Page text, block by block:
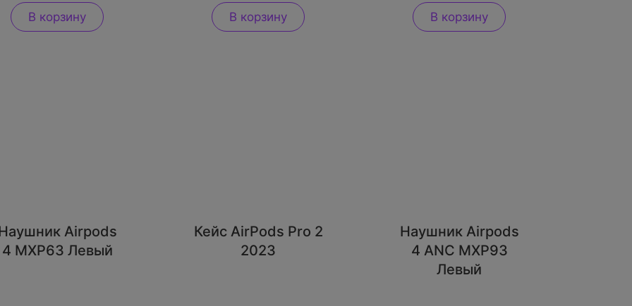
В корзину В корзину В корзину
Airpods
4 MXP63 Левый
Кейс AirPods Pro 2
2023
Наушник Airpods
4 ANC MXP93
Левый